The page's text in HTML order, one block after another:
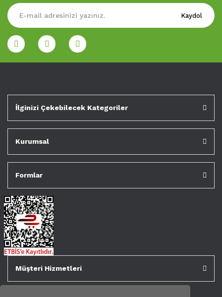
Kaydol
İlginizi Çekebilecek Kategoriler
Kurumsal
Formlar
Müşteri Hizmetleri